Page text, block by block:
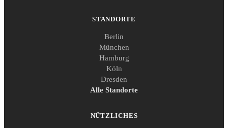
STANDORTE
Berlin
München
Hamburg
Köln
Dresden
Alle Standorte
NÜTZLICHES